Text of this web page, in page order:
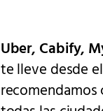
Uber, Cabify,
te lleve desde
recomendamos